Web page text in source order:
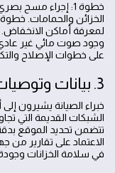
خطوة 1: إجراء
على خطوات الإصلاح
3. بيانات وتوصيات الخبراء
الشبكات القديمة التي
تتضمن تحديد الموقع
الاعتماد على تقارير من
في سلامة الخزانات وجودة